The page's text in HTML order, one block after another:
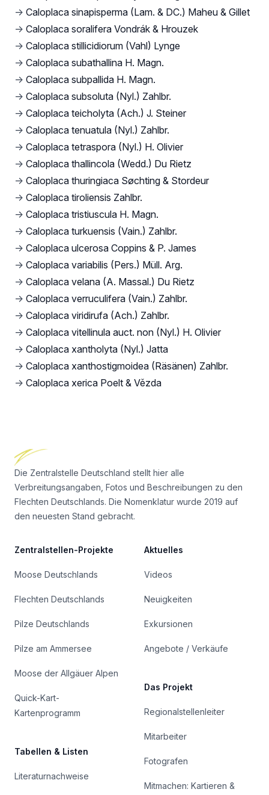
→ Caloplaca sinapisperma (Lam. & DC.) Maheu & Gillet
→ Caloplaca soralifera Vondrák & Hrouzek
→ Caloplaca stillicidiorum (Vahl) Lynge
→ Caloplaca subathallina H. Magn.
→ Caloplaca subpallida H. Magn.
→ Caloplaca subsoluta (Nyl.) Zahlbr.
→ Caloplaca teicholyta (Ach.) J. Steiner
→ Caloplaca tenuatula (Nyl.) Zahlbr.
→ Caloplaca tetraspora (Nyl.) H. Olivier
→ Caloplaca thallincola (Wedd.) Du Rietz
→ Caloplaca thuringiaca Søchting & Stordeur
→ Caloplaca tiroliensis Zahlbr.
→ Caloplaca tristiuscula H. Magn.
→ Caloplaca turkuensis (Vain.) Zahlbr.
→ Caloplaca ulcerosa Coppins & P. James
→ Caloplaca variabilis (Pers.) Müll. Arg.
→ Caloplaca velana (A. Massal.) Du Rietz
→ Caloplaca verruculifera (Vain.) Zahlbr.
→ Caloplaca viridirufa (Ach.) Zahlbr.
→ Caloplaca vitellinula auct. non (Nyl.) H. Olivier
→ Caloplaca xantholyta (Nyl.) Jatta
→ Caloplaca xanthostigmoidea (Räsänen) Zahlbr.
→ Caloplaca xerica Poelt & Vězda
Die Zentralstelle Deutschland stellt hier alle
Verbreitungsangaben, Fotos und Beschreibungen zu den
Flechten Deutschlands. Die Nomenklatur wurde 2019 auf
den neuesten Stand gebracht.
Zentralstellen-Projekte
Moose Deutschlands
Flechten Deutschlands
Pilze Deutschlands
Pilze am Ammersee
Moose der Allgäuer Alpen
Quick-Kart-
Kartenprogramm
Tabellen & Listen
Literaturnachweise
Aktuelles
Videos
Neuigkeiten
Exkursionen
Angebote / Verkäufe
Das Projekt
Regionalstellenleiter
Mitarbeiter
Fotografen
Mitmachen: Kartieren &